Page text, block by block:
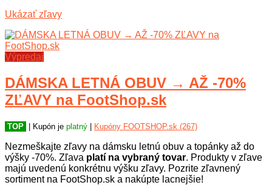
Ukázať zľavy
Výpredaj
DÁMSKA LETNÁ OBUV → AŽ -70%
ZĽAVY na FootShop.sk
TOP | Kupón je platný Kupóny FOOTSHOP.sk (267)
Nezmeškajte zľavy na dámsku letnú obuv a topánky až do
výšky -70%. Zľava platí na vybraný tovar. Produkty v zľave
majú uvedenú konkrétnu výšku zľavy. Pozrite zľavnený
sortiment na FootShop.sk a nakúpte lacnejšie!